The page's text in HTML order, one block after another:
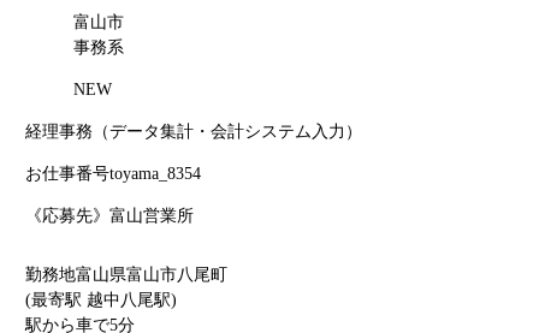
富山市
事務系
NEW
経理事務（データ集計・会計システム入力）
お仕事番号toyama_8354
《応募先》富山営業所
勤務地富山県富山市八尾町
(最寄駅 越中八尾駅)
駅から車で5分